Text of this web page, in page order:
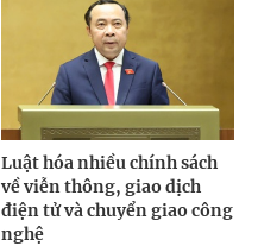
Luật hóa nhiều chính sách
về viễn thông, giao dịch
điện tử và chuyển giao công
nghệ